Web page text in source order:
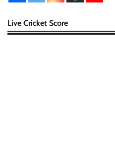
Live Cricket Score